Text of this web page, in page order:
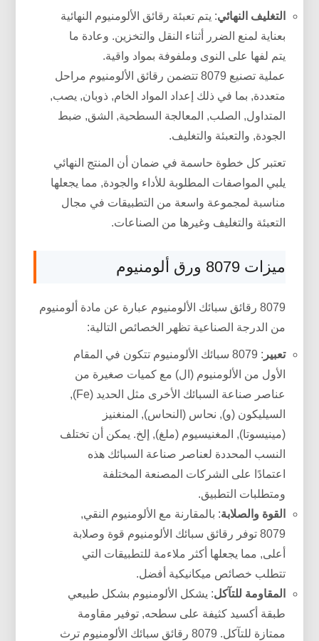
التغليف النهائي: يتم تعبئة رقائق الألومنيوم النهائية
بعناية لمنع الضرر أثناء النقل والتخزين. وعادة ما
يتم لفها على النوى وملفوفة بمواد واقية.
عملية تصنيع 8079 تتضمن رقائق الألومنيوم مراحل
متعددة, بما في ذلك إعداد المواد الخام, ذوبان, يصب,
المتداول, الصلب, المعالجة السطحية, الشق, ضبط
الجودة, والتعبئة والتغليف.
تعتبر كل خطوة حاسمة في ضمان أن المنتج النهائي
يلبي المواصفات المطلوبة للأداء والجودة, مما يجعلها
مناسبة لمجموعة واسعة من التطبيقات في مجال
التعبئة والتغليف وغيرها من الصناعات.
ميزات 8079 ورق ألومنيوم
8079 رقائق سبائك الألومنيوم عبارة عن مادة ألومنيوم
من الدرجة الصناعية تظهر الخصائص التالية:
تعبير
: 8079 سبائك الألومنيوم تتكون في المقام
الأول من الألومنيوم (ال) مع كميات صغيرة من
عناصر صناعة السبائك الأخرى مثل الحديد (Fe),
السيليكون (و), نحاس (النحاس), المنغنيز
(مينيسوتا), المغنيسيوم (ملغ), إلخ. يمكن أن تختلف
النسب المحددة لعناصر صناعة السبائك هذه
اعتمادًا على الشركات المصنعة المختلفة
ومتطلبات التطبيق.
القوة والصلابة: بالمقارنة مع الألومنيوم النقي,
8079 توفر رقائق سبائك الألومنيوم قوة وصلابة
أعلى, مما يجعلها أكثر ملاءمة للتطبيقات التي
تتطلب خصائص ميكانيكية أفضل.
المقاومة للتآكل: يشكل الألومنيوم بشكل طبيعي
طبقة أكسيد كثيفة على سطحه, توفير مقاومة
ممتازة للتآكل. 8079 رقائق سبائك الألومنيوم ترث